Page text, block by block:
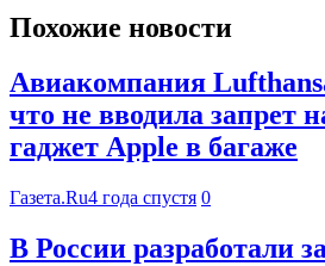
Похожие новости
Авиакомпания
что не вводила запрет
гаджет Apple в багаже
Газета.Ru4 года спустя 0
В России разработали